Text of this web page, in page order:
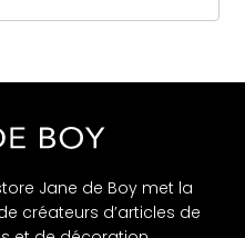
Jane de Boy met la
créateurs d’articles de